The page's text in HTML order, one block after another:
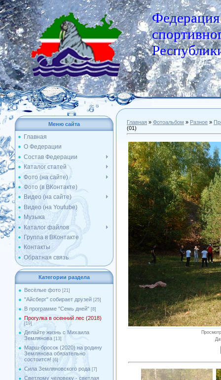
Федерация
Меню сайта
Главная
О Федерации
Состав Федерации
Каталог статей
Фото (на сайте)
Фото (в ВКонтакте)
Видео (на сайте)
Видео (на Youtube)
Музыка
Каталог файлов
Группа в ВКонтакте
Контакты
Обратная связь
Категории раздела
Весёлые фото [21]
"Айсберг" собирает друзей [25]
В программе "Семь дней" [8]
Прогулка в осенний лес (2018)
[19]
Делайте жизнь с Михаила
Землянова [13]
Марш-бросок (2020) на родину
Землянова обязательно
состоится! [6]
Сила Земляновского рода [7]
Светлому человеку - светлая
Главная » Фотоальбом » Разное »
(01)